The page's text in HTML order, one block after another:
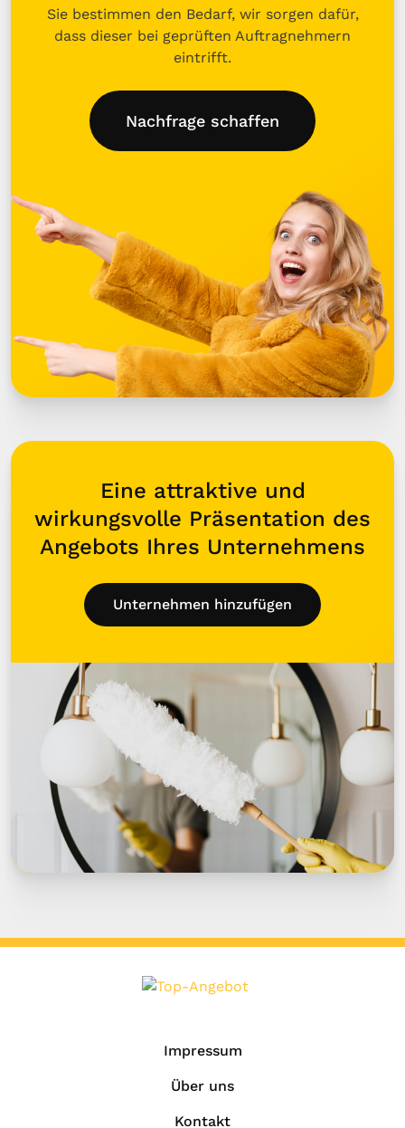
Sie bestimmen den Bedarf, wir sorgen dafür,
dass dieser bei geprüften Auftragnehmern
eintrifft.
Nachfrage schaffen
Eine attraktive und
wirkungsvolle Präsentation des
Angebots Ihres Unternehmens
Unternehmen hinzufügen
Impressum
Über uns
Kontakt